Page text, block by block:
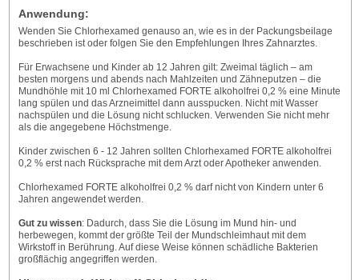
Anwendung:
Wenden Sie Chlorhexamed genauso an, wie es in der Packungsbeilage
beschrieben ist oder folgen Sie den Empfehlungen Ihres Zahnarztes.
Für Erwachsene und Kinder ab 12 Jahren gilt: Zweimal täglich – am
besten morgens und abends nach Mahlzeiten und Zähneputzen – die
Mundhöhle mit 10 ml Chlorhexamed FORTE alkoholfrei 0,2 % eine Minute
lang spülen und das Arzneimittel dann ausspucken. Nicht mit Wasser
nachspülen und die Lösung nicht schlucken. Verwenden Sie nicht mehr
als die angegebene Höchstmenge.
Kinder zwischen 6 - 12 Jahren sollten Chlorhexamed FORTE alkoholfrei
0,2 % erst nach Rücksprache mit dem Arzt oder Apotheker anwenden.
Chlorhexamed FORTE alkoholfrei 0,2 % darf nicht von Kindern unter 6
Jahren angewendet werden.
Gut zu wissen: Dadurch, dass Sie die Lösung im Mund hin- und
herbewegen, kommt der größte Teil der Mundschleimhaut mit dem
Wirkstoff in Berührung. Auf diese Weise können schädliche Bakterien
großflächig angegriffen werden.